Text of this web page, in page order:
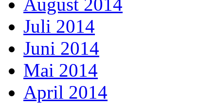
Juli 2014
Juni 2014
Mai 2014
April 2014